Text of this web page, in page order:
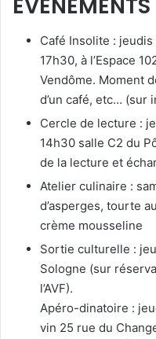
l
Café Insolite :
17h30, à l’Espace
Vendôme. Moment
d’un café, etc… (sur
Cercle de lecture :
14h30 salle C2 du
de la lecture et
Atelier culinaire :
d’asperges, tourte
crème mousseline
Sortie culturelle :
Sologne (sur
l’AVF).
Apéro-dinatoire :
vin 25 rue du